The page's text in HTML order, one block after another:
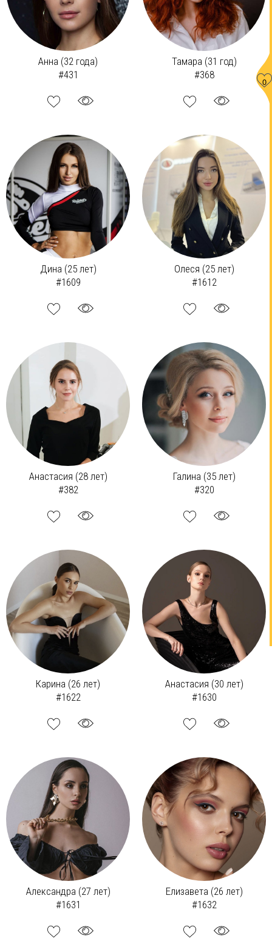
0
Анна (32 года)
#431
Тамара (31 год)
#368
Дина (25 лет)
#1609
Олеся (25 лет)
#1612
Анастасия (28 лет)
#382
Галина (35 лет)
#320
Карина (26 лет)
#1622
Анастасия (30 лет)
#1630
Александра (27 лет)
#1631
Елизавета (26 лет)
#1632